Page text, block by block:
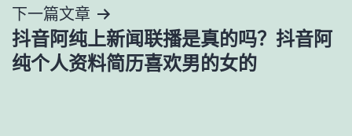
航
下一篇文章
抖音阿纯上新闻联播是真的吗？抖音阿
纯个人资料简历喜欢男的女的